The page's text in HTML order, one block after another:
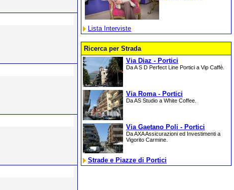
Lista Interviste
Ricerca per Strada
Via Diaz - Portici
Da A S D Perfect Line Portici a Vip Caffè.
Via Roma - Portici
Da AS Studio a White Coffee.
Via Gaetano Poli - Portici
Da AXA Assicurazioni ed Investimenti a
Vigorito Carmine.
Strade e Piazze di Portici